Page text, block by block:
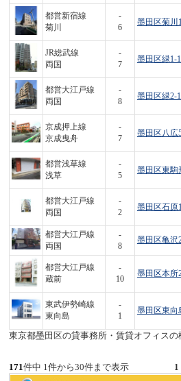
都営新宿線
菊川
-
6
墨田区菊川
JR総武線
両国
-
7
墨田区緑1-
都営大江戸線
両国
-
8
墨田区緑2-
京成押上線
京成曳舟
-
7
墨田区八広
都営浅草線
浅草
-
5
墨田区東駒
都営大江戸線
両国
-
2
墨田区石原
都営大江戸線
両国
-
8
墨田区亀沢
都営大江戸線
蔵前
-
10
墨田区本所
東武伊勢崎線
東向島
-
1
墨田区東向
東京都墨田区の貸事務所・賃貸オフィスの
1
171件中 1件から30件まで表示